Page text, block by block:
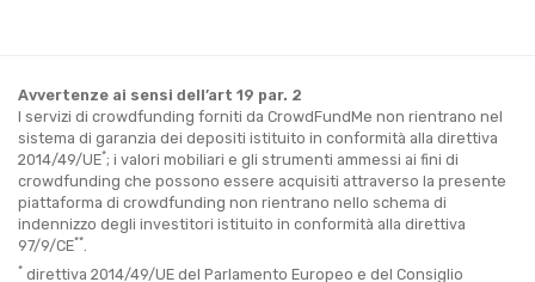
Avvertenze ai sensi dell’art 19 par. 2
I servizi di crowdfunding forniti da CrowdFundMe non rientrano nel
sistema di garanzia dei depositi istituito in conformità alla direttiva
2014/49/UE*; i valori mobiliari e gli strumenti ammessi ai fini di
crowdfunding che possono essere acquisiti attraverso la presente
piattaforma di crowdfunding non rientrano nello schema di
indennizzo degli investitori istituito in conformità alla direttiva
97/9/CE**
* direttiva 2014/49/UE del Parlamento Europeo e del Consiglio